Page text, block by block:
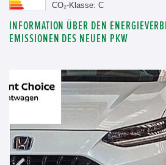
CO₂-Klasse: C
INFORMATION ÜBER DEN
EMISSIONEN DES NEUEN PKW